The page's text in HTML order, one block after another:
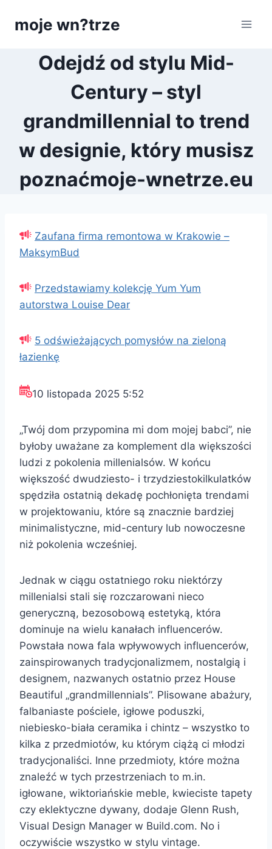
moje wn?trze
Odejdź od stylu Mid-
Century – styl
grandmillennial to trend
w designie, który musisz
poznaćmoje-wnetrze.eu
Zaufana firma remontowa w Krakowie –
MaksymBud
Przedstawiamy kolekcję Yum Yum
autorstwa Louise Dear
5 odświeżających pomysłów na zieloną
łazienkę
10 listopada 2025 5:52
„Twój dom przypomina mi dom mojej babci”, nie
byłoby uważane za komplement dla większości
ludzi z pokolenia millenialsów. W końcu
większość dwudziesto- i trzydziestokilkulatków
spędziła ostatnią dekadę pochłonięta trendami
w projektowaniu, które są znacznie bardziej
minimalistyczne, mid-century lub nowoczesne
niż pokolenia wcześniej.
Jednak w ciągu ostatniego roku niektórzy
millenialsi stali się rozczarowani nieco
generyczną, bezosobową estetyką, która
dominuje na wielu kanałach influencerów.
Powstała nowa fala wpływowych influencerów,
zainspirowanych tradycjonalizmem, nostalgią i
designem, nazwanych ostatnio przez House
Beautiful „grandmillennials”. Plisowane abażury,
falbaniaste pościele, igłowe poduszki,
niebiesko-biała ceramika i chintz – wszystko to
kilka z przedmiotów, ku którym ciążą ci młodzi
tradycjonaliści. Inne przedmioty, które można
znaleźć w tych przestrzeniach to m.in.
igłowane, wiktoriańskie meble, kwieciste tapety
czy eklektyczne dywany, dodaje Glenn Rush,
Visual Design Manager w Build.com. No i
oczywiście wszystko w stylu vintage.